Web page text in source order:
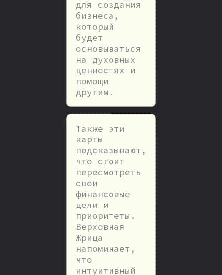
для создания
бизнеса,
который
будет
основываться
на духовных
ценностях и
помощи
другим.
Также эти
карты
подсказывают,
что стоит
пересмотреть
свои
финансовые
цели и
приоритеты.
Верховная
Жрица
напоминает,
что
интуитивный